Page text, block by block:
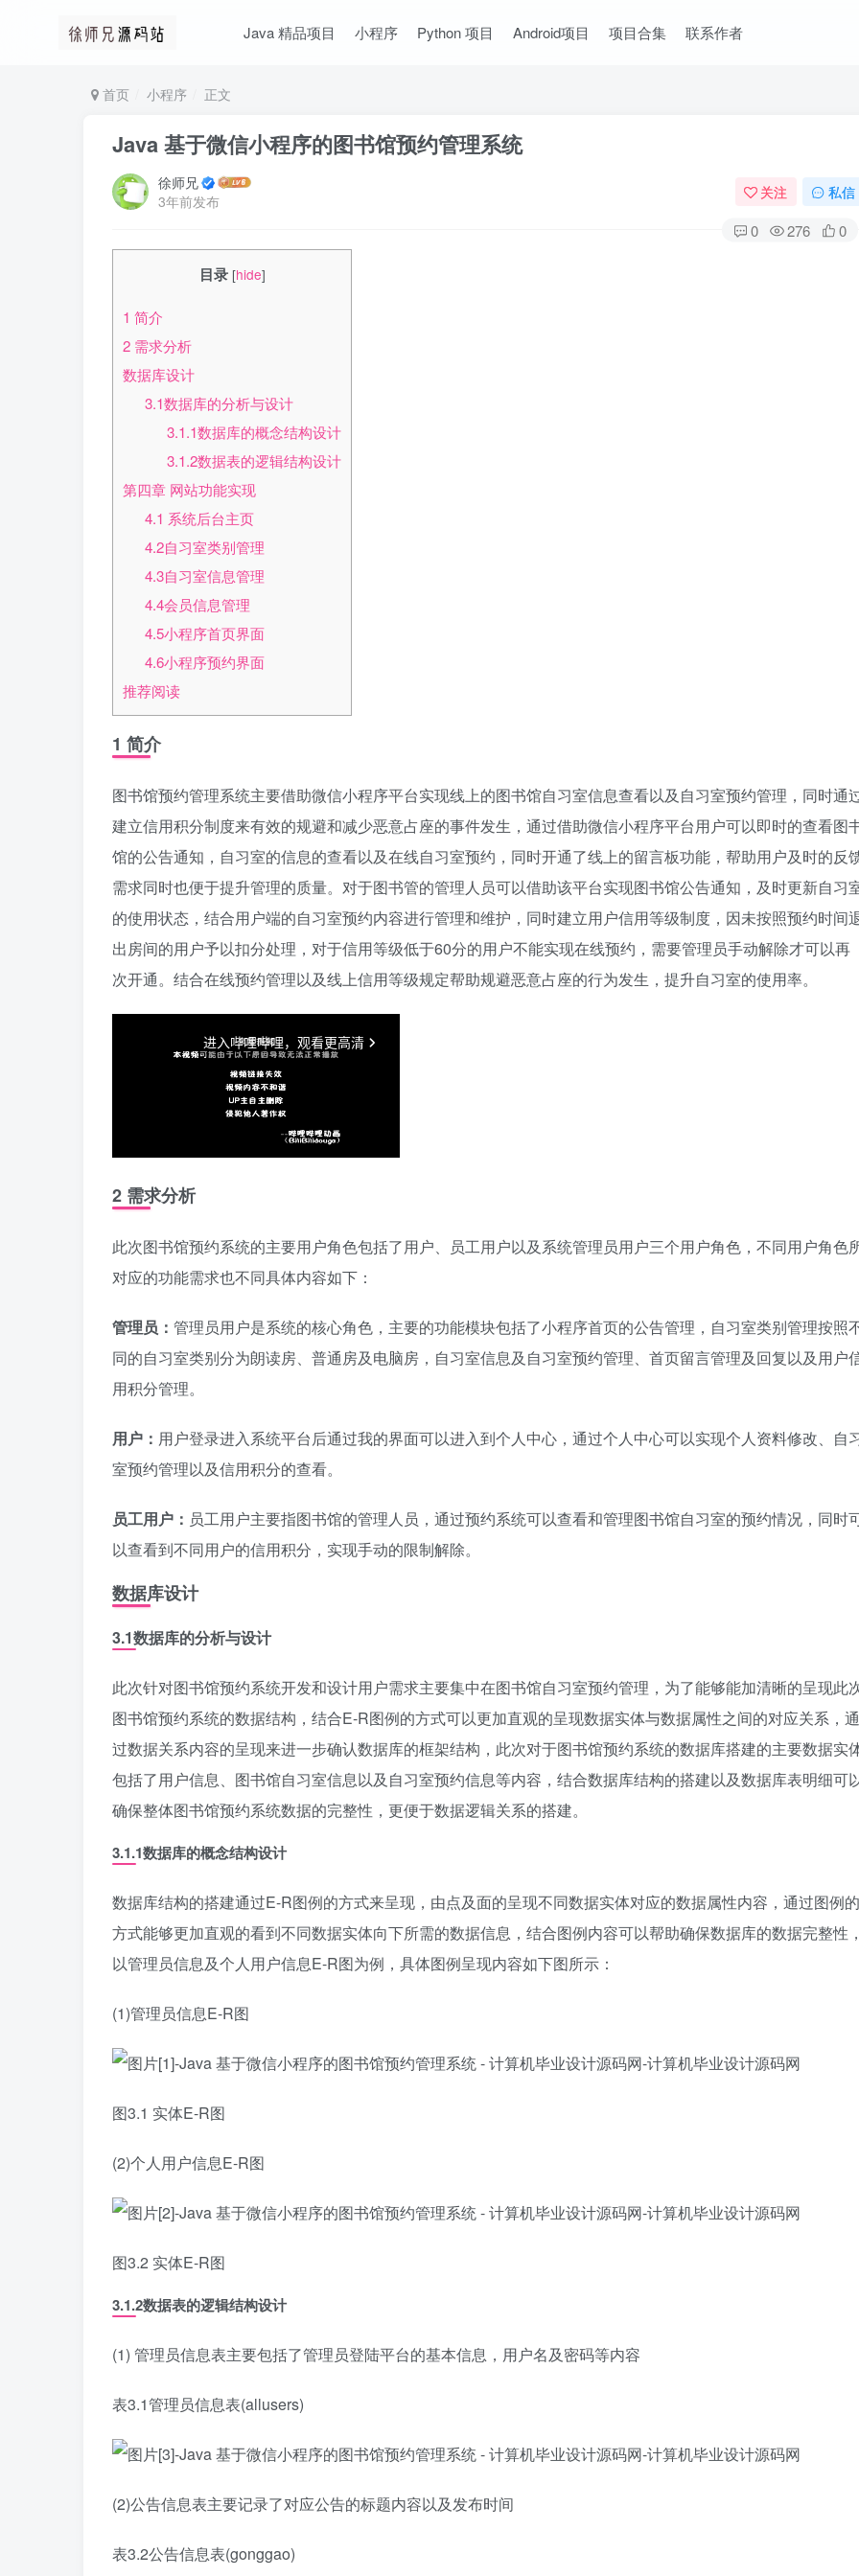
Java 精品项目 小程序 Python 项目 Android项目 项目合集 联系作者
首页 小程序 正文
Java 基于微信小程序的图书馆预约管理系统
徐师兄
3年前发布
关注 私信
0 276 0
目录 [hide]
1 简介
2 需求分析
数据库设计
3.1数据库的分析与设计
3.1.1数据库的概念结构设计
3.1.2数据表的逻辑结构设计
第四章 网站功能实现
4.1 系统后台主页
4.2自习室类别管理
4.3自习室信息管理
4.4会员信息管理
4.5小程序首页界面
4.6小程序预约界面
推荐阅读
1 简介
图书馆预约管理系统主要借助微信小程序平台实现线上的图书馆自习室信息查看以及自习室预约管理，同时通
建立信用积分制度来有效的规避和减少恶意占座的事件发生，通过借助微信小程序平台用户可以即时的查看图
馆的公告通知，自习室的信息的查看以及在线自习室预约，同时开通了线上的留言板功能，帮助用户及时的反
需求同时也便于提升管理的质量。对于图书管的管理人员可以借助该平台实现图书馆公告通知，及时更新自习
的使用状态，结合用户端的自习室预约内容进行管理和维护，同时建立用户信用等级制度，因未按照预约时间
出房间的用户予以扣分处理，对于信用等级低于60分的用户不能实现在线预约，需要管理员手动解除才可以再
次开通。结合在线预约管理以及线上信用等级规定帮助规避恶意占座的行为发生，提升自习室的使用率。
2 需求分析
此次图书馆预约系统的主要用户角色包括了用户、员工用户以及系统管理员用户三个用户角色，不同用户角色
对应的功能需求也不同具体内容如下：
管理员： 管理员用户是系统的核心角色，主要的功能模块包括了小程序首页的公告管理，自习室类别管理按照
同的自习室类别分为朗读房、普通房及电脑房，自习室信息及自习室预约管理、首页留言管理及回复以及用户
用积分管理。
用户： 用户登录进入系统平台后通过我的界面可以进入到个人中心，通过个人中心可以实现个人资料修改、自
室预约管理以及信用积分的查看。
员工用户： 员工用户主要指图书馆的管理人员，通过预约系统可以查看和管理图书馆自习室的预约情况，同时
以查看到不同用户的信用积分，实现手动的限制解除。
数据库设计
3.1数据库的分析与设计
此次针对图书馆预约系统开发和设计用户需求主要集中在图书馆自习室预约管理，为了能够能加清晰的呈现此
图书馆预约系统的数据结构，结合E-R图例的方式可以更加直观的呈现数据实体与数据属性之间的对应关系，通
过数据关系内容的呈现来进一步确认数据库的框架结构，此次对于图书馆预约系统的数据库搭建的主要数据实
包括了用户信息、图书馆自习室信息以及自习室预约信息等内容，结合数据库结构的搭建以及数据库表明细可
确保整体图书馆预约系统数据的完整性，更便于数据逻辑关系的搭建。
3.1.1数据库的概念结构设计
数据库结构的搭建通过E-R图例的方式来呈现，由点及面的呈现不同数据实体对应的数据属性内容，通过图例的
方式能够更加直观的看到不同数据实体向下所需的数据信息，结合图例内容可以帮助确保数据库的数据完整性，
以管理员信息及个人用户信息E-R图为例，具体图例呈现内容如下图所示：
(1)管理员信息E-R图
图3.1 实体E-R图
(2)个人用户信息E-R图
图3.2 实体E-R图
3.1.2数据表的逻辑结构设计
(1) 管理员信息表主要包括了管理员登陆平台的基本信息，用户名及密码等内容
表3.1管理员信息表(allusers)
(2)公告信息表主要记录了对应公告的标题内容以及发布时间
表3.2公告信息表(gonggao)